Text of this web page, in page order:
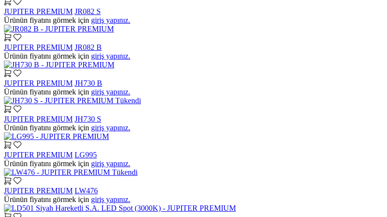
JUPITER PREMIUM JR082 S
Ürünün fiyatını görmek için giriş yapınız.
JUPITER PREMIUM JR082 B
Ürünün fiyatını görmek için giriş yapınız.
JUPITER PREMIUM JH730 B
Ürünün fiyatını görmek için giriş yapınız.
Tükendi
JUPITER PREMIUM JH730 S
Ürünün fiyatını görmek için giriş yapınız.
JUPITER PREMIUM LG995
Ürünün fiyatını görmek için giriş yapınız.
Tükendi
JUPITER PREMIUM LW476
Ürünün fiyatını görmek için giriş yapınız.